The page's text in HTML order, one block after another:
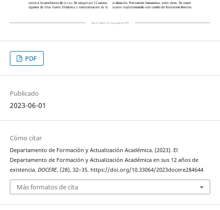
PDF
Publicado
2023-06-01
Cómo citar
Departamento de Formación y Actualización Académica. (2023). El
Departamento de Formación y Actualización Académica en sus 12 años de
existencia. DOCERE, (28), 32–35. https://doi.org/10.33064/2023docere284644
Más formatos de cita